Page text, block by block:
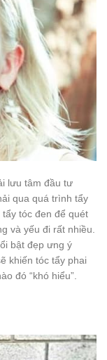
lưu tâm đầu tư
qua quá trình tẩy
tẩy tóc đen để quét
và yếu đi rất nhiều.
bật đẹp ưng ý
khiến tóc tẩy phai
đó “khó hiểu”.